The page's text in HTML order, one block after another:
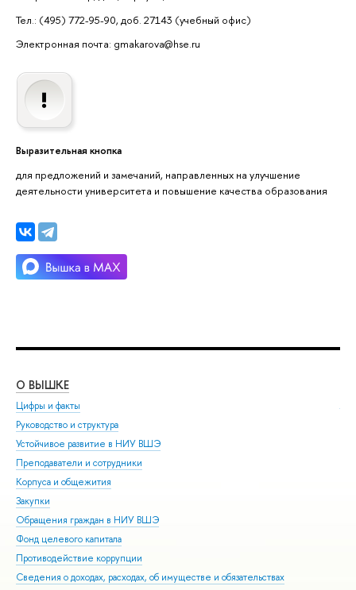
Тел.: (495) 772-95-90, доб. 27143 (учебный офис)
Электронная почта: gmakarova@hse.ru
Выразительная кнопка
для предложений и замечаний, направленных на улучшение
деятельности университета и повышение качества образования
О ВЫШКЕ
Цифры и факты
Руководство и структура
Устойчивое развитие в НИУ ВШЭ
Преподаватели и сотрудники
Корпуса и общежития
Закупки
Обращения граждан в НИУ ВШЭ
Фонд целевого капитала
Противодействие коррупции
Сведения о доходах, расходах, об имуществе и обязательствах